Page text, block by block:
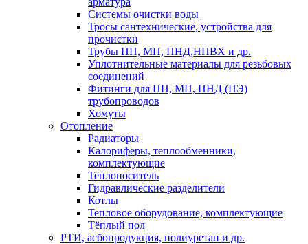
Системы очистки воды
Тросы сантехнические, устройства для
прочистки
Трубы ПП, МП, ПНД,НПВХ и др.
Уплотнительные материалы для резьбовых
соединений
Фитинги для ПП, МП, ПНД (ПЭ)
трубопроводов
Хомуты
Отопление
Радиаторы
Калориферы, теплообменники,
комплектующие
Теплоноситель
Гидравлические разделители
Котлы
Тепловое оборудование, комплектующие
Тёплый пол
РТИ, асбопродукция, полиуретан и др.